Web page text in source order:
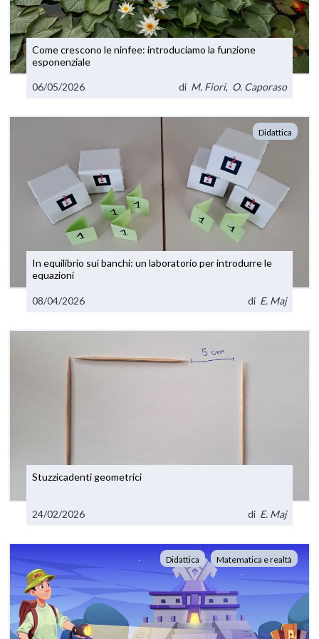
Come crescono le ninfee: introduciamo la funzione
esponenziale
06/05/2026 di M. Fiori, O. Caporaso
Didattica
In equilibrio sui banchi: un laboratorio per introdurre le
equazioni
08/04/2026 di E. Maj
Stuzzicadenti geometrici
24/02/2026 di E. Maj
Didattica Matematica e realtà